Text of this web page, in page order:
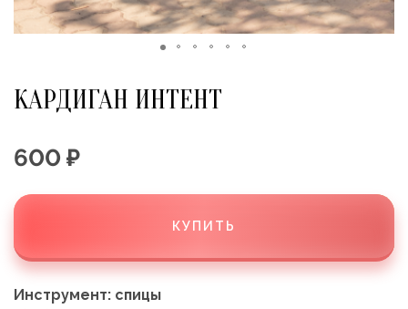
КАРДИГАН ИНТЕНТ
600 ₽
КУПИТЬ
Инструмент: спицы